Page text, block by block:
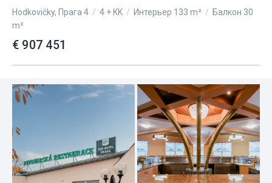
Hodkovičky, Прага 4 / 4 + KK / Интерьер 133 m² / Балкон 30
m²
€ 907 451